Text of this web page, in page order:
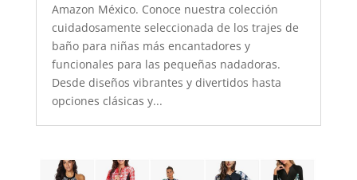
Amazon México. Conoce nuestra colección
cuidadosamente seleccionada de los trajes de
baño para niñas más encantadores y
funcionales para las pequeñas nadadoras.
Desde diseños vibrantes y divertidos hasta
opciones clásicas y...